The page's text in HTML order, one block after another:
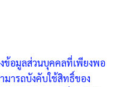
ข้อมูลส่วนบุคคลที่เพียงพอ
มารถบังคับใช้สิทธิ์ของ